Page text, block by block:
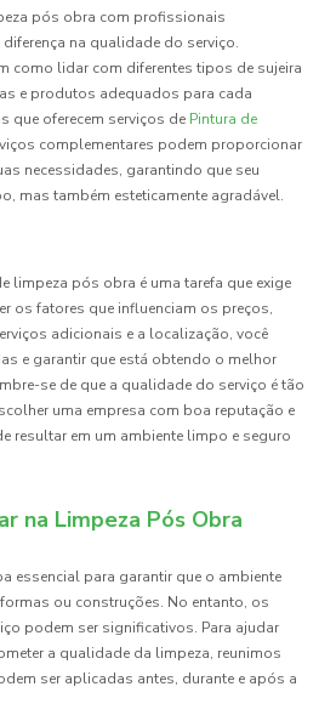
pós obra com profissionais
na qualidade do serviço.
como lidar com diferentes tipos de sujeira
e produtos adequados para cada
que oferecem serviços de Pintura de
complementares podem proporcionar
necessidades, garantindo que seu
mas também esteticamente agradável.
limpeza pós obra é uma tarefa que exige
os fatores que influenciam os preços,
adicionais e a localização, você
e garantir que está obtendo o melhor
se de que a qualidade do serviço é tão
uma empresa com boa reputação e
em um ambiente limpo e seguro
na Limpeza Pós Obra
essencial para garantir que o ambiente
ou construções. No entanto, os
podem ser significativos. Para ajudar
a qualidade da limpeza, reunimos
ser aplicadas antes, durante e após a